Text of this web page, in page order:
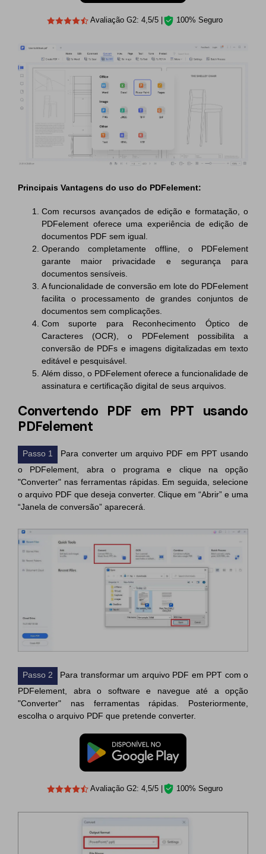
Avaliação G2: 4,5/5 | 100% Seguro
Principais Vantagens do uso do PDFelement:
Com recursos avançados de edição e formatação, o
PDFelement oferece uma experiência de edição de
documentos PDF sem igual.
Operando completamente offline, o PDFelement
garante maior privacidade e segurança para
documentos sensíveis.
A funcionalidade de conversão em lote do PDFelement
facilita o processamento de grandes conjuntos de
documentos sem complicações.
Com suporte para Reconhecimento Óptico de
Caracteres (OCR), o PDFelement possibilita a
conversão de PDFs e imagens digitalizadas em texto
editável e pesquisável.
Além disso, o PDFelement oferece a funcionalidade de
assinatura e certificação digital de seus arquivos.
Convertendo PDF em PPT usando
PDFelement
Passo 1
Para converter um arquivo PDF em PPT usando
o PDFelement, abra o programa e clique na opção
"Converter" nas ferramentas rápidas. Em seguida, selecione
o arquivo PDF que deseja converter. Clique em “Abrir” e uma
“Janela de conversão” aparecerá.
Passo 2
Para transformar um arquivo PDF em PPT com o
PDFelement, abra o software e navegue até a opção
"Converter" nas ferramentas rápidas. Posteriormente,
escolha o arquivo PDF que pretende converter.
Avaliação G2: 4,5/5 | 100% Seguro